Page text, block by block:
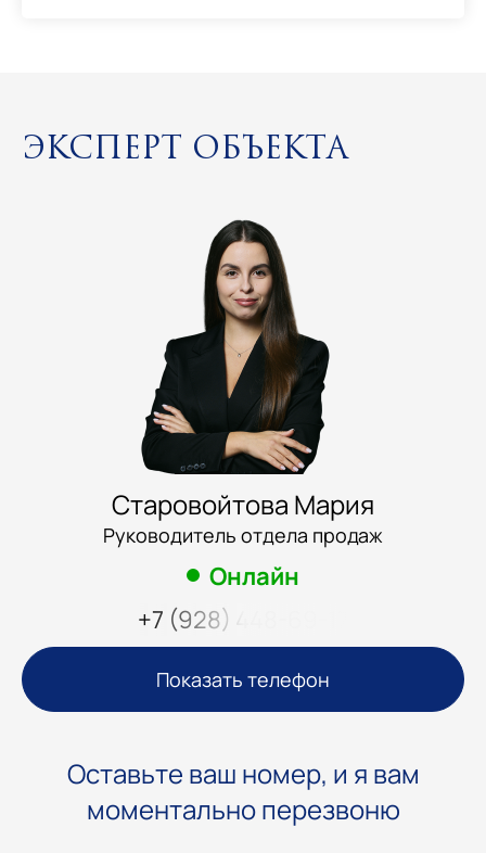
Эксперт объекта
Старовойтова Мария
Руководитель отдела продаж
Онлайн
+7 (928) 448-69-17
Показать телефон
Оставьте ваш номер, и я вам
моментально перезвоню